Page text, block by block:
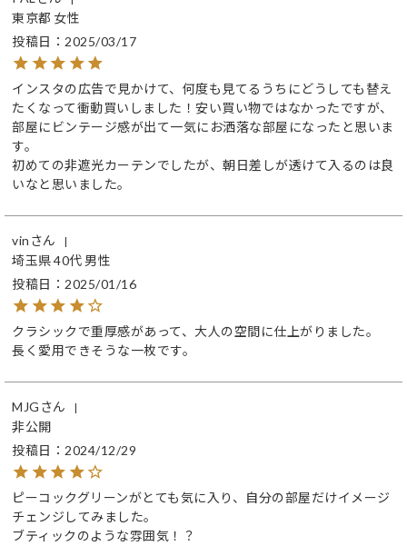
東京都 女性
投稿日
2025/03/17
インスタの広告で見かけて、何度も見てるうちにどうしても替え
たくなって衝動買いしました！安い買い物ではなかったですが、
部屋にビンテージ感が出て一気にお洒落な部屋になったと思いま
す。
初めての非遮光カーテンでしたが、朝日差しが透けて入るのは良
いなと思いました。
vin
埼玉県40代男性
投稿日
2025/01/16
クラシックで重厚感があって、大人の空間に仕上がりました。
長く愛用できそうな一枚です。
MJG
非公開
投稿日
2024/12/29
ピーコックグリーンがとても気に入り、自分の部屋だけイメージ
チェンジしてみました。
ブティックのような雰囲気！？